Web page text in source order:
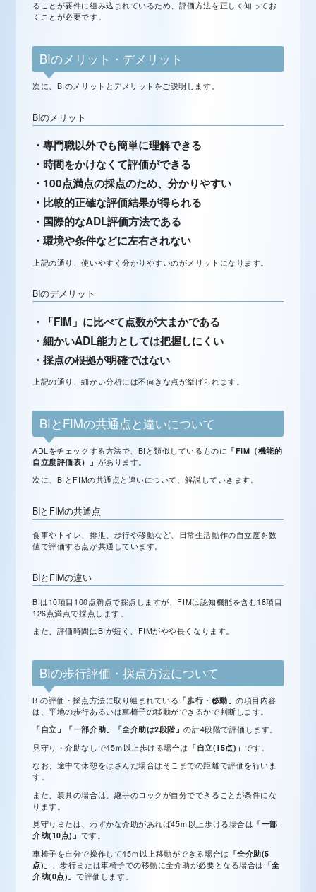
ることが要件に組み込まれているため、評価方法を正しく知ってお
くことが必要です。
BIのメリット・デメリット
次に、BIのメリットとデメリットをご説明します。
BIのメリット
・専門職以外でも簡単に理解できる
・時間をかけなくて評価ができる
・100点満点の採点のため、分かりやすい
・比較的正確な評価結果が得られる
・国際的なADL評価方法である
・環境や条件などに左右されない
上記の通り、使いやすく分かりやすいのがメリットになります。
BIのデメリット
・「FIM」に比べて点数が大まかである
・細かいADL能力としては把握しにくい
・採点の根拠が明確ではない
上記の通り、細かい分析には不向きな点が挙げられます。
BIとFIMの共通点と違いについて
ADLをチェックする方法で、BIと類似しているものに 「FIM（機能的
自立度評価表）」 があります。
次に、BIとFIMの共通点と違いについて、解説していきます。
BIとFIMの共通点
食事やトイレ、排泄、歩行や移動など、日常生活動作の自立度を数
値で評価する点が共通しています。
BIとFIMの違い
BIは10項目100点満点で採点しますが、FIMは認知機能を含む18項目
126点満点で採点します。
また、評価時間はBIが短く、FIMがやや長くなります。
BIの歩行評価・採点方法について
BIの評価・採点方法に取り組まれている 「歩行・移動」の項目内容
は、平地の歩行あるいは車椅子の移動ができるかで判断します。
「自立」「一部介助」「全介助は2段階」の計4段階で評価します。
見守り・介助なしで45ｍ以上歩ける場合は 「自立(15点)」 です。
なお、途中で休憩をはさんだ場合はそこまでの距離で評価を行いま
す。
また、装具の場合は、継手のロックが自分でできることが条件にな
ります。
見守りまたは、わずかな介助があれば45ｍ以上歩ける場合は 「一部
介助(10点)」 です。
車椅子を自分で操作して45ｍ以上移動ができる場合は 「全介助(5
点)」
、歩行または車椅子での移動に全介助が必要となる場合は 「全
介助(0点)」 で評価します。